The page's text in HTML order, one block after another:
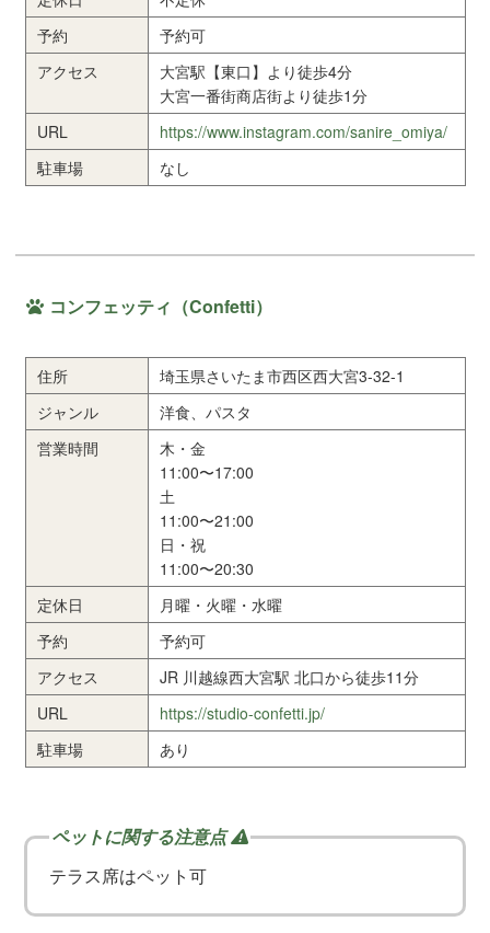
予約
予約可
アクセス
大宮駅【東口】より徒歩4分
大宮一番街商店街より徒歩1分
URL
https://www.instagram.com/sanire_omiya/
駐車場
なし
コンフェッティ（Confetti）
住所
埼玉県さいたま市西区西大宮3-32-1
ジャンル
洋食、パスタ
営業時間
木・金
11:00〜17:00
土
11:00〜21:00
日・祝
11:00〜20:30
定休日
月曜・火曜・水曜
予約
予約可
アクセス
JR 川越線⻄⼤宮駅 北⼝から徒歩11分
URL
https://studio-confetti.jp/
駐車場
あり
テラス席はペット可